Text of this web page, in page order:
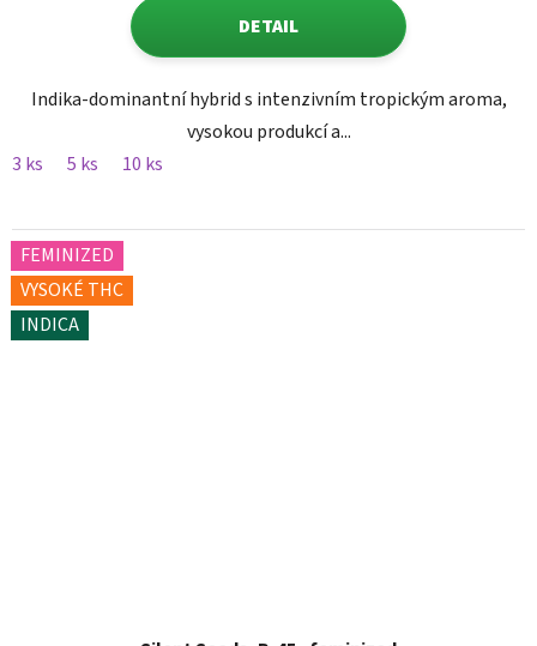
DETAIL
Indika-dominantní hybrid s intenzivním tropickým aroma,
vysokou produkcí a...
3 ks
5 ks 10 ks
FEMINIZED
VYSOKÉ THC
INDICA